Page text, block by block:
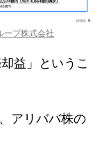
ープ株式会社
益」というこ
アリババ株の